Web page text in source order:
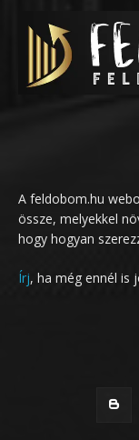
A feldobom.hu
össze, melyekkel
hogy hogyan
Írj, ha még ennél is